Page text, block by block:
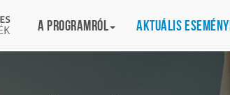
A programról Aktuális